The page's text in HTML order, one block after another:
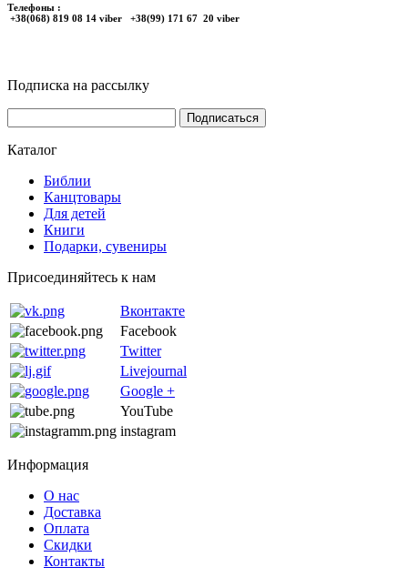
Телефоны :
+38(068) 819 08 14 viber +38(99) 171 67 20 viber
Подписка на рассылку
Каталог
Библии
Канцтовары
Для детей
Книги
Подарки, сувениры
Присоединяйтесь к нам
Вконтакте
Facebook
Twitter
Livejournal
Google +
YouTube
instagram
Информация
О нас
Доставка
Оплата
Скидки
Контакты